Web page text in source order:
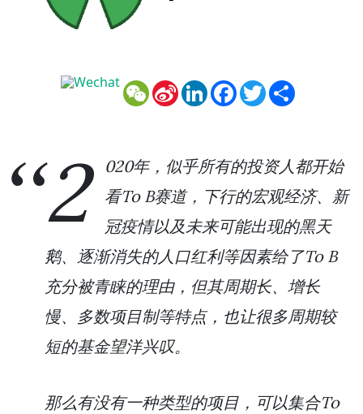
WeChat
Sina
Weibo
LinkedInFacebook
Twitter
2
020年，似乎所有的投资人都开始
看To B赛道，下行的宏观经济、新
冠疫情以及未来可能出现的黑天
鹅、逐渐消失的人口红利等因素给了To B
充分被青睐的理由，但其周期长、增长
慢、多数项目制等特点，也让很多周期较
短的基金望洋兴叹。
那么有没有一种类型的项目，可以集合To